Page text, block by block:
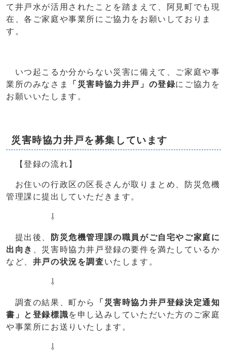
て井戸水が活用されたことを踏まえて、阿見町でも現
在、各ご家庭や事業所にご協力をお願いしておりま
す。
いつ起こるか分からない災害に備えて、ご家庭や事
業所のみなさま
「災害時協力井戸」の登録にご協力を
お願いいたします。
災害時協力井戸を募集しています
【登録の流れ】
お住いの行政区の区長さんが取りまとめ、防災危機
管理課に提出していただきます。
⇩
提出後、
防災危機管理課の職員がご自宅やご家庭に
出向き
、災害時協力井戸登録の要件を満たしているか
など、 井戸の状況を調査いたします。
⇩
調査の結果、町から
「災害時協力井戸登録決定通知
書」と登録標識を申し込みしていただいた方のご家庭
や事業所にお送りいたします。
⇩